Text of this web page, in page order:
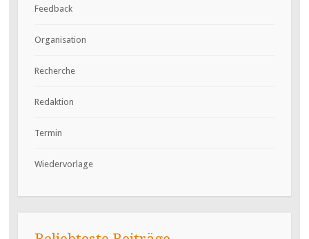
Feedback
Organisation
Recherche
Redaktion
Termin
Wiedervorlage